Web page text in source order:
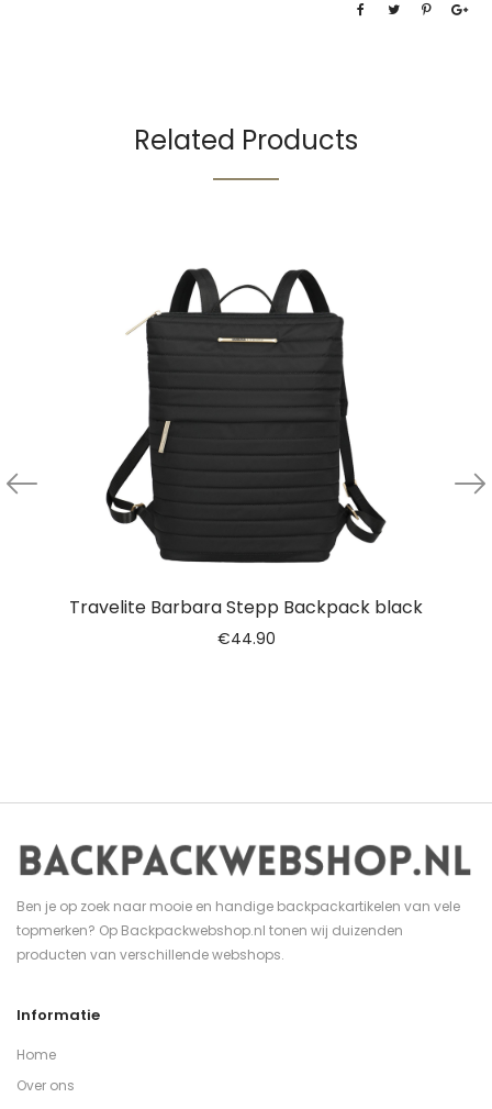
Related Products
Travelite Barbara Stepp Backpack black
€44.90
Ben je op zoek naar mooie en handige backpackartikelen van vele
topmerken? Op Backpackwebshop.nl tonen wij duizenden
producten van verschillende webshops.
Informatie
Home
Over ons